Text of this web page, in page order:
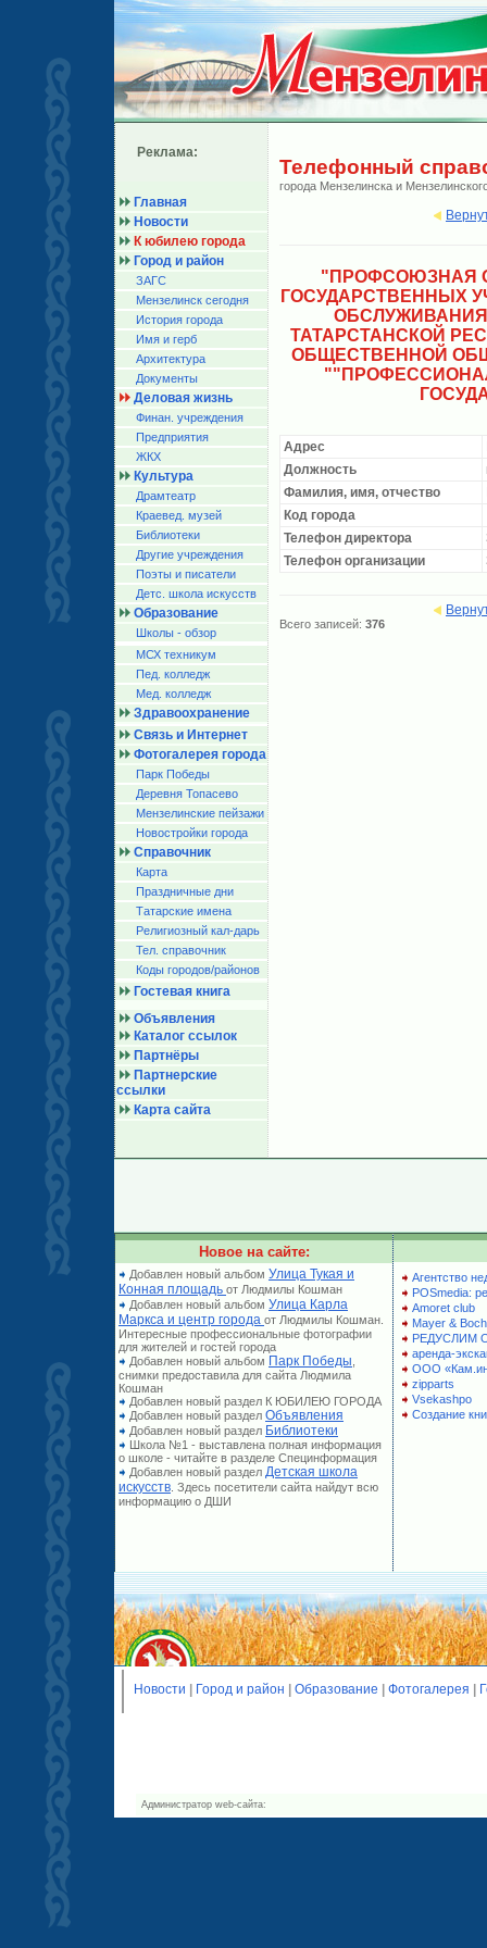
Реклама:
Главная
Новости
К юбилею города
Город и район
ЗАГС
Мензелинск сегодня
История города
Имя и герб
Архитектура
Документы
Деловая жизнь
Финан. учреждения
Предприятия
ЖКХ
Культура
Драмтеатр
Краевед. музей
Библиотеки
Другие учреждения
Поэты и писатели
Детс. школа искусств
Образование
Школы - обзор
МСХ техникум
Пед. колледж
Мед. колледж
Здравоохранение
Связь и Интернет
Фотогалерея города
Парк Победы
Деревня Топасево
Мензелинские пейзажи
Новостройки города
Справочник
Карта
Праздничные дни
Татарские имена
Религиозный кал-дарь
Тел. справочник
Коды городов/райoнов
Гостевая книга
Объявления
Каталог ссылок
Партнёры
Партнерские
ссылки
Карта сайта
Телефонный
города Мензелинска и
"ПРОФСОЮЗНАЯ
ГОСУДАРСТВЕННЫХ
ТАТАРСТАНСКОЙ
ОБЩЕСТВЕННОЙ
Адрес
Должность
Фамилия, имя, отчество
Код города
Телефон директора
Телефон организации
Всего записей: 376
Новое на сайте:
Добавлен новый альбом Улица Тукая и
Конная площадь от Людмилы Кошман
Добавлен новый альбом Улица Карла
Маркса и центр города от Людмилы Кошман.
Интересные профессиональные фотографии
для жителей и гостей города
Добавлен новый альбом Парк Победы
снимки предоставила для сайта Людмила
Кошман
Добавлен новый раздел К ЮБИЛЕЮ ГОРОДА
Добавлен новый раздел Объявления
Добавлен новый раздел Библиотеки
Школа №1 - выставлена полная информация
о школе - читайте в разделе Специнформация
Добавлен новый раздел Детская школа
искусств . Здесь посетители сайта найдут всю
информацию о ДШИ
Агентство
POSmedia:
Amoret club
Mayer & Boch
РЕДУСЛИМ
аренда-
ООО
zipparts
Vsekashpo
Создание
Новости Город и район Образование Фотогалерея
Администратор web-сайта: